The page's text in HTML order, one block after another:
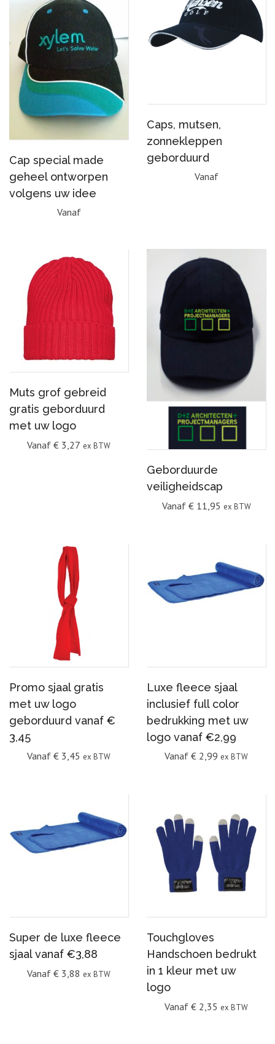
Cap special made
geheel ontworpen
volgens uw idee
Vanaf
Caps, mutsen,
zonnekleppen
geborduurd
Vanaf
Muts grof gebreid
gratis geborduurd
met uw logo
Vanaf € 3,27 ex BTW
Geborduurde
veiligheidscap
Vanaf €11,95 ex BTW
Promo sjaal gratis
met uw logo
geborduurd vanaf €
3,45
Vanaf € 3,45 ex BTW
Luxe fleece sjaal
inclusief full color
bedrukking met uw
logo vanaf €2,99
Vanaf € 2,99 ex BTW
Super de luxe fleece
sjaal vanaf €3,88
Vanaf € 3,88 ex BTW
Touchgloves
Handschoen bedrukt
in 1 kleur met uw
logo
Vanaf € 2,35 ex BTW